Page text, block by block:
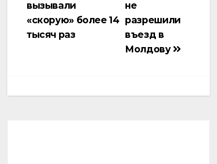
не
разрешили
въезд в
Молдову
вызывали
«скорую» более 14
тысяч раз